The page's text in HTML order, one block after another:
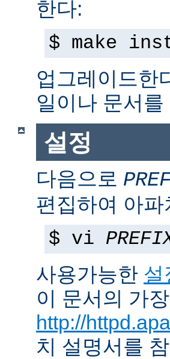
한다:
$ make
업그레이드한
일이나 문서
설정
다음으로
편집하여 아
$ vi
사용가능한 설
이 문서의 가
http://
치 설명서를